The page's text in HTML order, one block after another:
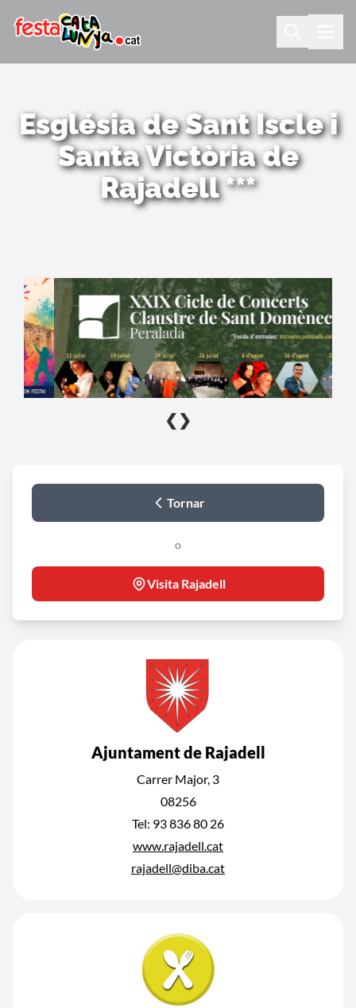
Església de Sant Iscle i
Santa Victòria de
Rajadell ***
❮ ❯
Tornar
o
Visita Rajadell
Ajuntament de Rajadell
Carrer Major, 3
08256
Tel: 93 836 80 26
www.rajadell.cat
rajadell@diba.cat